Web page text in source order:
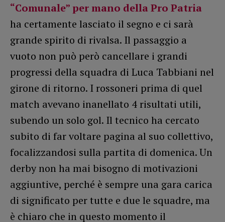
“Comunale” per mano della Pro Patria
ha certamente lasciato il segno e ci sarà
grande spirito di rivalsa. Il passaggio a
vuoto non può però cancellare i grandi
progressi della squadra di Luca Tabbiani nel
girone di ritorno. I rossoneri prima di quel
match avevano inanellato 4 risultati utili,
subendo un solo gol. Il tecnico ha cercato
subito di far voltare pagina al suo collettivo,
focalizzandosi sulla partita di domenica. Un
derby non ha mai bisogno di motivazioni
aggiuntive, perché è sempre una gara carica
di significato per tutte e due le squadre, ma
è chiaro che in questo momento il